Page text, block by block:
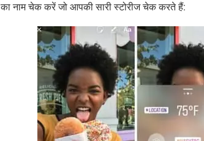
का नाम चेक करें जो आपकी सारी स्टोरीज चेक करते हैं: